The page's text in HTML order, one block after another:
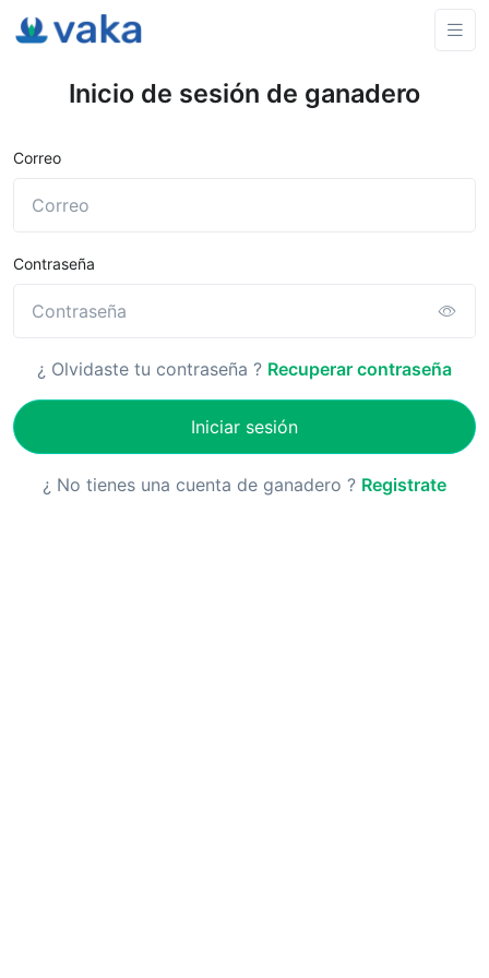
Inicio de sesión de ganadero
Correo
Contraseña
¿ Olvidaste tu contraseña ? Recuperar contraseña
Iniciar sesión
¿ No tienes una cuenta de ganadero ? Registrate